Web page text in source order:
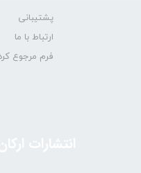
پشتیبانی
ارتباط با ما
فرم مرجوع